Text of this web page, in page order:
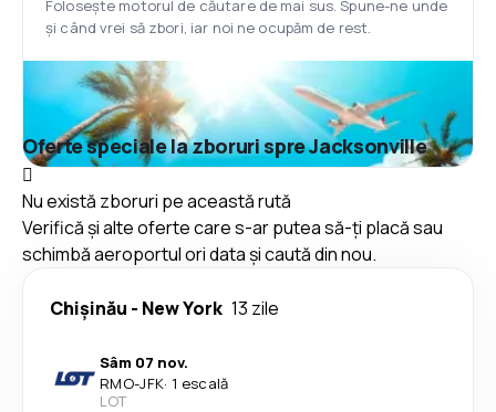
Folosește motorul de căutare de mai sus. Spune-ne unde
și când vrei să zbori, iar noi ne ocupăm de rest.
Oferte speciale la zboruri spre Jacksonville
Nu există zboruri pe această rută
Verifică și alte oferte care s-ar putea să-ți placă sau
schimbă aeroportul ori data și caută din nou.
Chişinău - New York 13 zile
Sâm 07 nov.
RMO-JFK· 1 escală
LOT